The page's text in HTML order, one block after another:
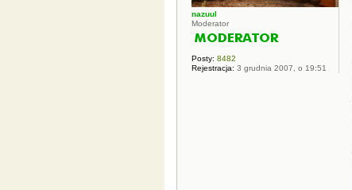
nazuul
Moderator
Posty: 8482
Rejestracja: 3 grudnia 2007, o 19:51